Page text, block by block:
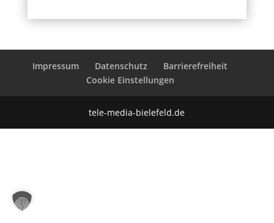
Impressum Datenschutz
Barrierefreiheit
Cookie Einstellungen
tele-media-bielefeld.de